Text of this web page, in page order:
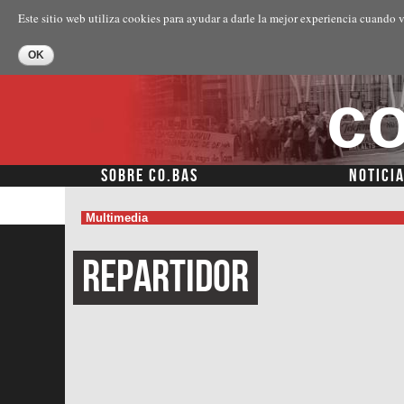
Este sitio web utiliza cookies para ayudar a darle la mejor experiencia
SOBRE CO.BAS
Multimedia
Repartidor